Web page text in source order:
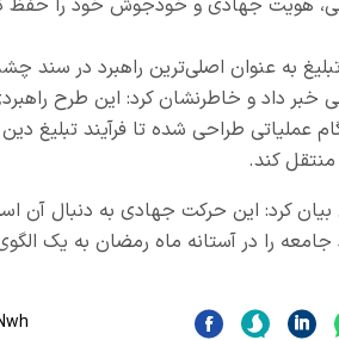
به عنوان اصلی‌ترین راهبرد در سند
خبر داد و خاطرنشان کرد: این طرح
عملیاتی طراحی شده تا فرآیند تبلیغ
کند.
بیان کرد: این حرکت جهادی به دنبال
را در آستانه ماه رمضان به یک الگوی